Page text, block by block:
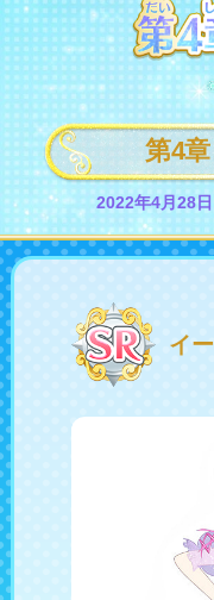
イベント&キャ
EVENT&CAMPAIGN
お客様相談室
SUPPORT
プレスリリース
第4
2022年4月28
イ